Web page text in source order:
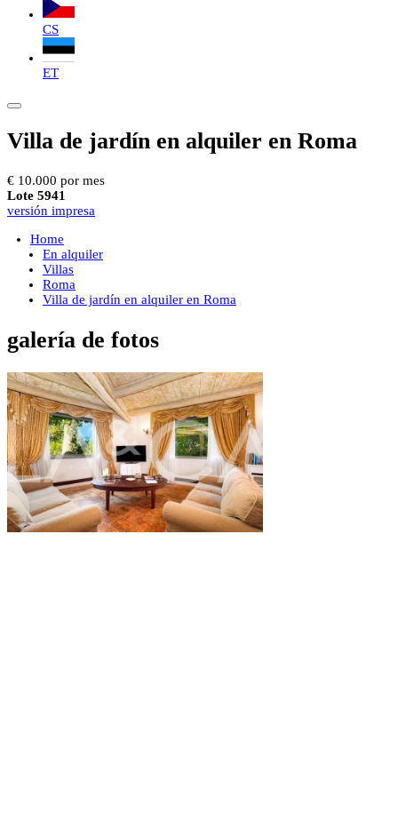
CS
ET
Villa de jardín en alquiler en Roma
€ 10.000 por mes
Lote 5941
versión impresa
Home
En alquiler
Villas
Roma
Villa de jardín en alquiler en Roma
galería de fotos